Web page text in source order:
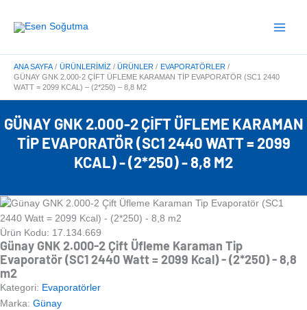
atla
Menu
ANA SAYFA ÜRÜNLERIMIZ ÜRÜNLER
EVAPORATÖRLER
GÜNAY GNK 2.000-2 ÇIFT ÜFLEME KARAMAN TIP EVAPORATÖR (SC1 2440
WATT = 2099 KCAL) – (2*250) – 8,8 M2
GÜNAY GNK 2.000-2 ÇIFT ÜFLEME KARAMAN
TIP EVAPORATÖR (SC1 2440 WATT = 2099
KCAL) - (2*250) - 8,8 M2
Ürün Kodu: 17.134.669
Günay GNK 2.000-2 Çift Üfleme Karaman Tip
Evaporatör (SC1 2440 Watt = 2099 Kcal) - (2*250) - 8,8
m2
Kategori: Evaporatörler
Marka: Günay